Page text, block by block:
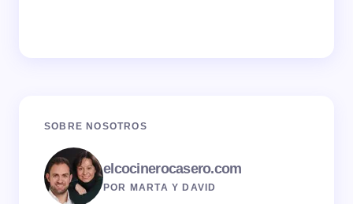
SOBRE NOSOTROS
elcocinerocasero.com
POR MARTA Y DAVID